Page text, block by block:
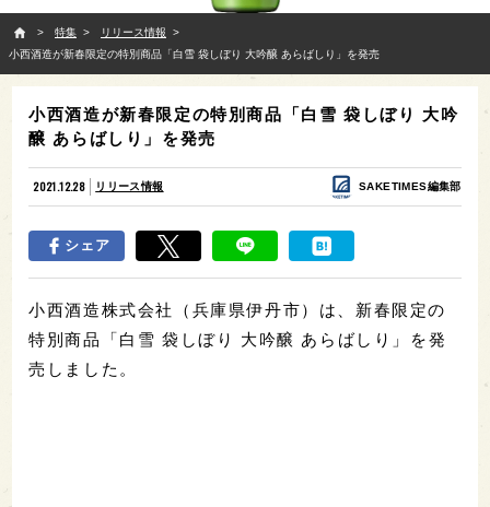
特集
リリース情報
小西酒造が新春限定の特別商品「白雪 袋しぼり 大吟醸 あらばしり」を発売
小西酒造が新春限定の特別商品「白雪 袋しぼり 大吟
醸 あらばしり」を発売
2021.12.28 リリース情報 SAKETIMES編集部
シェア
小西酒造株式会社（兵庫県伊丹市）は、新春限定の
特別商品「白雪 袋しぼり 大吟醸 あらばしり」を発
売しました。